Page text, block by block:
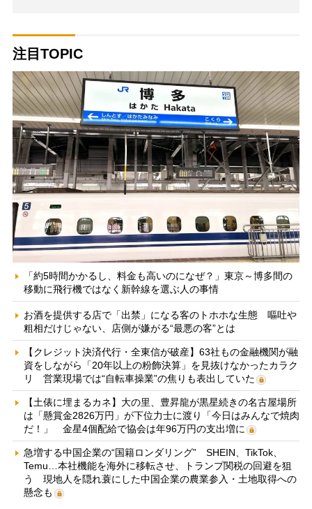
注目TOPIC
「約5時間かかるし、料金も高いのになぜ？」東京～博多間の
移動に飛行機ではなく新幹線を選ぶ人の事情
お酒を提供する店で「出禁」になる客のトホホな生態 嘔吐や
粗相だけじゃない、店側が嫌がる“最悪の客”とは
【クレジット決済代行・全東信が破産】63社もの金融機関が融
資をしながら「20年以上の粉飾決算」を見抜けなかったカラク
リ 営業現場では“自転車操業”の焦りも表出していた
【土俵に埋まるカネ】大の里、豊昇龍が黒星続きの名古屋場所
は「懸賞金2826万円」が下位力士に渡り「今日はみんなで焼肉
だ！」 金星4個配給で協会は年96万円の支出増に
急増する中国企業の“国籍ロンダリング” SHEIN、TikTok、
Temu…本社機能を海外に移転させ、トランプ関税の回避を狙
う 現地人を隠れ蓑にした中国企業の農業参入・土地取得への
懸念も